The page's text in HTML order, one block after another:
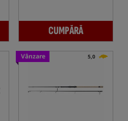
CUMPĂRĂ
Vânzare 5,0